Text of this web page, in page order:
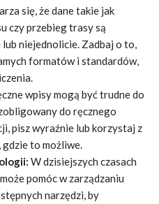
się, że dane takie jak
czy przebieg trasy są
niejednolicie. Zadbaj o to,
formatów i standardów,
wpisy mogą być trudne do
do ręcznego
pisz wyraźnie lub korzystaj z
to możliwe.
W dzisiejszych czasach
pomóc w zarządzaniu
narzędzi, by